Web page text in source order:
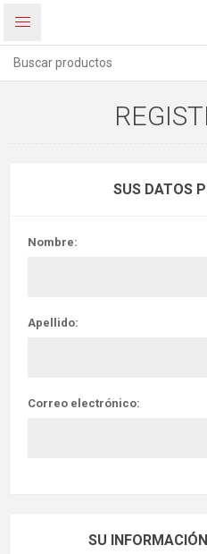
SUS DATOS
Nombre:
Apellido:
Correo electrónico:
SU